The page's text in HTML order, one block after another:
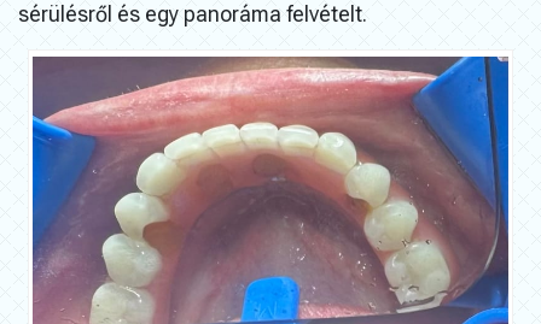
sérülésről és egy panoráma felvételt.